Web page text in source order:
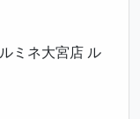
ミネ大宮店 ル